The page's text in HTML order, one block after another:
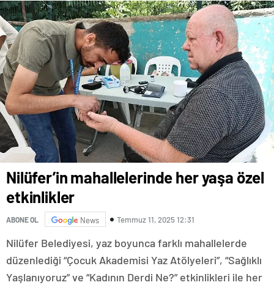
Nilüfer’in mahallelerinde her yaşa özel
etkinlikler
ABONE OL News Temmuz 11, 2025 12:31
Nilüfer Belediyesi, yaz boyunca farklı mahallelerde
düzenlediği “Çocuk Akademisi Yaz Atölyeleri”, “Sağlıklı
Yaşlanıyoruz” ve “Kadının Derdi Ne?” etkinlikleri ile her